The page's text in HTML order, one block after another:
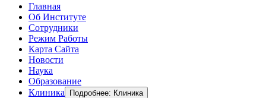
Главная
Об Институте
Сотрудники
Режим Работы
Карта Сайта
Новости
Наука
Образование
Клиника
Подробнее: Клиника